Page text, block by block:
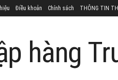
Điều khoản Chính sách THÔNG TIN